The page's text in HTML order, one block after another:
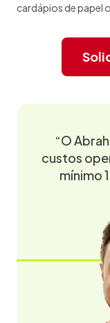
cardápios de papel
“O
custos
mínimo